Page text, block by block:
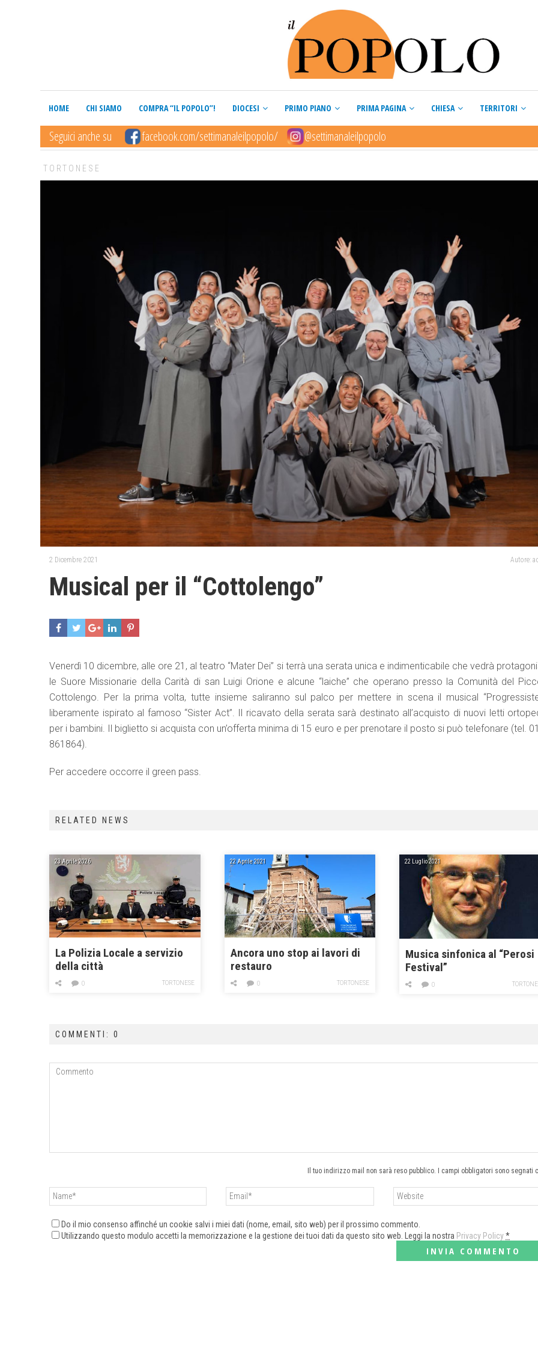
HOME CHI SIAMO COMPRA “IL POPOLO”! DIOCESI PRIMO PIANO PRIMA PAGINA CHIESA TERRITORI
Seguici anche su facebook.com/settimanaleilpopolo/ @settimanaleilpopolo
TORTONESE
2 Dicembre 2021 Autore:
Musical per il “Cottolengo”
Venerdì 10 dicembre, alle ore 21, al teatro “Mater Dei” si terrà una serata unica e indimenticabile che vedrà
le Suore Missionarie della Carità di san Luigi Orione e alcune “laiche” che operano presso la Comunità del
Cottolengo. Per la prima volta, tutte insieme saliranno sul palco per mettere in scena il musical
liberamente ispirato al famoso “Sister Act”. Il ricavato della serata sarà destinato all’acquisto di nuovi letti
per i bambini. Il biglietto si acquista con un’offerta minima di 15 euro e per prenotare il posto si può telefonare (tel.
861864).
Per accedere occorre il green pass.
RELATED NEWS
23 Aprile 2026
La Polizia Locale a servizio
della città
TORTONESE
0
22 Aprile 2021
Ancora uno stop ai lavori di
restauro
TORTONESE
0
22 Luglio 2021
Musica sinfonica al “Perosi
Festival”
0
COMMENTI: 0
Il tuo indirizzo mail non sarà reso pubblico. I campi obbligatori sono segnati
Do il mio consenso affinché un cookie salvi i miei dati (nome, email, sito web) per il prossimo commento.
Utilizzando questo modulo accetti la memorizzazione e la gestione dei tuoi dati da questo sito web. Leggi la nostra Privacy Policy*